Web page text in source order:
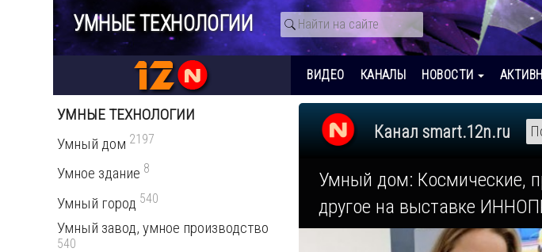
УМНЫЕ ТЕХНОЛОГИИ
ВИДЕО КАНАЛЫ НОВОСТИ
Канал smart.12n.ru
Умный дом: Космические,
другое на выставке
УМНЫЕ ТЕХНОЛОГИИ
Умный дом 2197
Умное здание 8
Умный город 540
Умный завод, умное производство
540